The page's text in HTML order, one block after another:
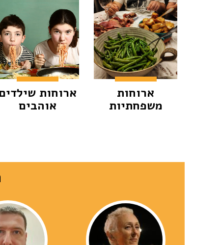
ארוחות
אוהבים
ארוחות
משפחתיות